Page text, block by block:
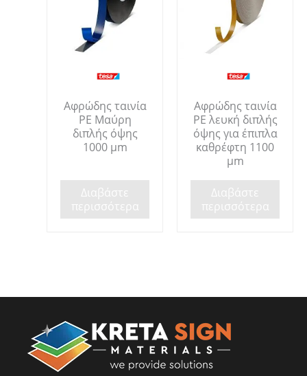
Αφρώδης ταινία
ΡΕ Μαύρη
διπλής όψης
1000 µm
Διαβάστε
περισσότερα
Αφρώδης ταινία
ΡΕ λευκή διπλής
όψης για έπιπλα
καθρέφτη 1100
μm
Διαβάστε
περισσότερα